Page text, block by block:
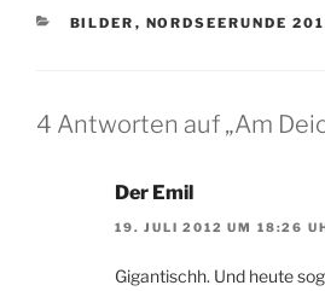
KATEGORIEN
BILDER , NORDSEERUNDE
4 Antworten auf „Am
Der Emil
19. JULI 2012 UM 18:26
Gigantischh. Und heute